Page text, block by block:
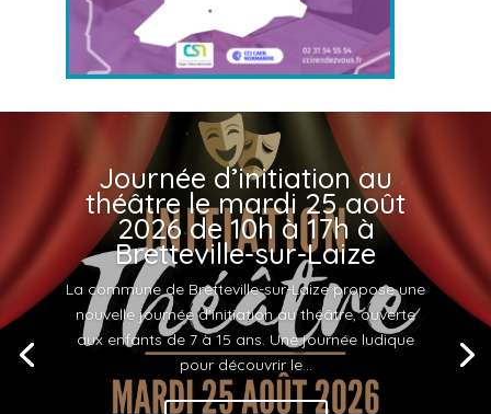
Journée d’initiation au
théâtre le mardi 25 août
2026 de 10h à 17h à
Bretteville-sur-Laize
La commune de Bretteville-sur-Laize propose une
nouvelle journée d'initiation au théâtre, ouverte
aux enfants de 7 à 15 ans. Une journée ludique
pour découvrir le...